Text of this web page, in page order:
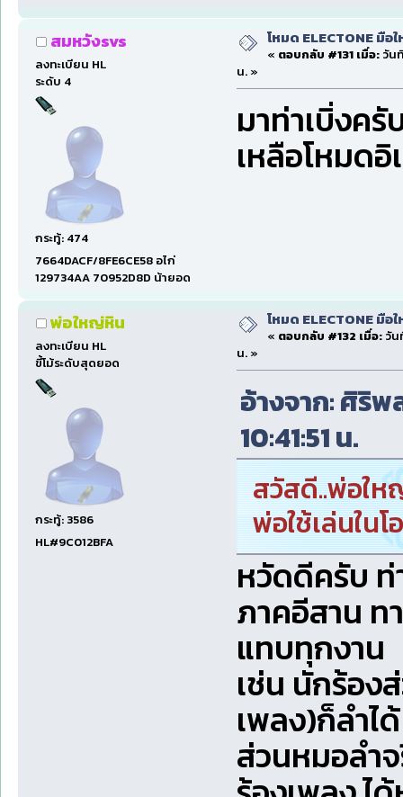
สมหวังsvs
ลงทะเบียน HL
ระดับ 4
กระทู้: 474
7664DACF/8FE6CE58 อไก่
129734AA 70952D8D น้ายอด
โหมด ELECTONE มือ
« ตอบกลับ #131 เมื่อ:วันที่
น. »
มาท่าเบิ่งค
เหลือโหมด
พ่อใหญ่หิน
ลงทะเบียน HL
ขี้โม้ระดับสุดยอด
กระทู้: 3586
HL#9C012BFA
โหมด ELECTONE มือ
« ตอบกลับ #132 เมื่อ:วัน
น. »
อ้างจาก: ศิริ
10:41:51 น.
สวัสดี..พ่อให
พ่อใช้เล่นใน
หวัดดีครับ
ภาคอีสาน ท
แทบทุกงาน
เช่น นักร้อง
เพลง)ก็ลำไ
ส่วนหมอลำ